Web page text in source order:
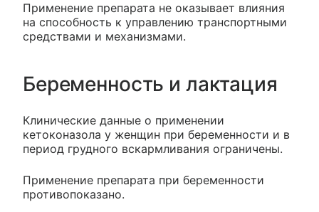
Применение препарата не оказывает влияния
на способность к управлению транспортными
средствами и механизмами.
Беременность и лактация
Клинические данные о применении
кетоконазола у женщин при беременности и в
период грудного вскармливания ограничены.
Применение препарата при беременности
противопоказано.